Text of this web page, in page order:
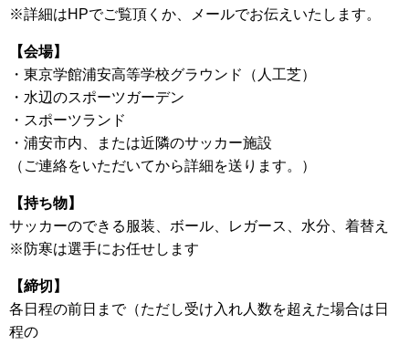
※詳細はHPでご覧頂くか、メールでお伝えいたします。
【会場】
・東京学館浦安高等学校グラウンド（人工芝）
・水辺のスポーツガーデン
・スポーツランド
・浦安市内、または近隣のサッカー施設
（ご連絡をいただいてから詳細を送ります。）
【持ち物】
サッカーのできる服装、ボール、レガース、水分、着替え
※防寒は選手にお任せします
【締切】
各日程の前日まで（ただし受け入れ人数を超えた場合は日
程の